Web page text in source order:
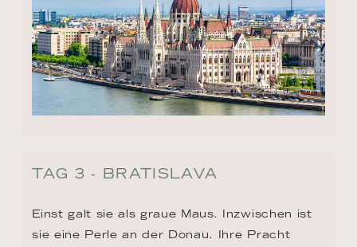
TAG 3 - BRATISLAVA
Einst galt sie als graue Maus. Inzwischen ist
sie eine Perle an der Donau. Ihre Pracht